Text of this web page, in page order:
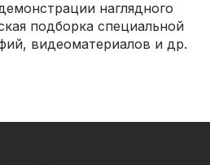
наглядного
подборка специальной
видеоматериалов и др.